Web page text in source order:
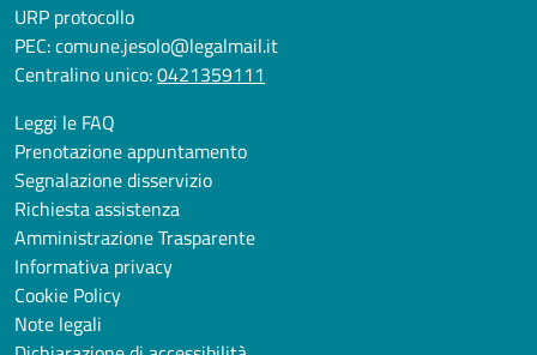
URP protocollo
PEC:comune.jesolo@legalmail.it
Centralino unico:0421359111
Leggi le FAQ
Prenotazione appuntamento
Segnalazione disservizio
Richiesta assistenza
Amministrazione Trasparente
Informativa privacy
Cookie Policy
Note legali